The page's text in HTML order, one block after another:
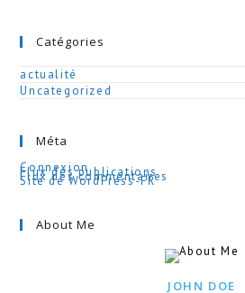
Catégories
actualité
Uncategorized
Méta
Connexion
Flux des publications
Flux des commentaires
Site de WordPress-FR
About Me
JOHN DOE